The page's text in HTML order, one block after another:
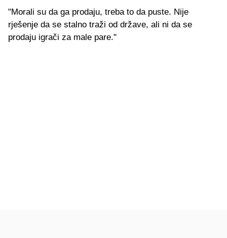
"Morali su da ga prodaju, treba to da puste. Nije
rješenje da se stalno traži od države, ali ni da se
prodaju igrači za male pare."